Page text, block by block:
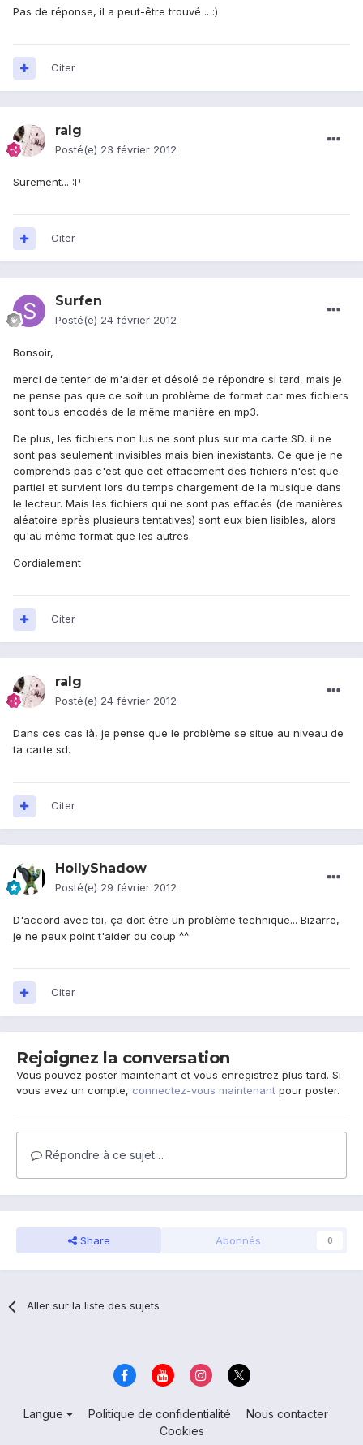
Pas de réponse, il a peut-être trouvé .. :)
Citer
ralg
Posté(e) 23 février 2012
Surement... :P
Citer
Surfen
Posté(e) 24 février 2012
Bonsoir,
merci de tenter de m'aider et désolé de répondre si tard, mais je
ne pense pas que ce soit un problème de format car mes fichiers
sont tous encodés de la même manière en mp3.
De plus, les fichiers non lus ne sont plus sur ma carte SD, il ne
sont pas seulement invisibles mais bien inexistants. Ce que je ne
comprends pas c'est que cet effacement des fichiers n'est que
partiel et survient lors du temps chargement de la musique dans
le lecteur. Mais les fichiers qui ne sont pas effacés (de manières
aléatoire après plusieurs tentatives) sont eux bien lisibles, alors
qu'au même format que les autres.
Cordialement
Citer
ralg
Posté(e) 24 février 2012
Dans ces cas là, je pense que le problème se situe au niveau de
ta carte sd.
Citer
HollyShadow
Posté(e) 29 février 2012
D'accord avec toi, ça doit être un problème technique... Bizarre,
je ne peux point t'aider du coup ^^
Citer
Rejoignez la conversation
Vous pouvez poster maintenant et vous enregistrez plus tard. Si
vous avez un compte, connectez-vous maintenant pour poster.
Répondre à ce sujet…
Share Abonnés 0
Aller sur la liste des sujets
Langue Politique de confidentialité
Nous contacter
Cookies